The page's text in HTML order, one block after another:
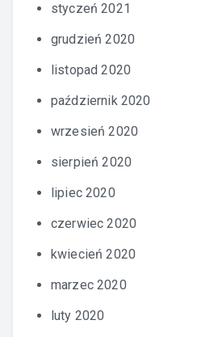
styczeń 2021
grudzień 2020
listopad 2020
październik 2020
wrzesień 2020
sierpień 2020
lipiec 2020
czerwiec 2020
kwiecień 2020
marzec 2020
luty 2020